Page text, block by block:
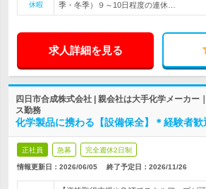
休暇
季・冬季）９～10日程度の連休…
求人詳細を見る
四日市合成株式会社 | 親会社は大手化学メーカー
ス勤務
化学製品に携わる【設備保全】＊経験者
正社員 急募 完全週休2日制
情報更新日：2026/06/05 終了予定日： 2026/11/26